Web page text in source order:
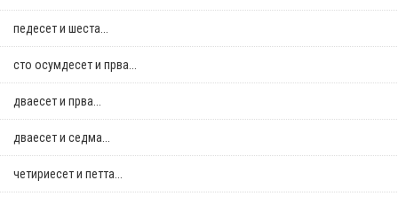
педесет и шеста...
сто осумдесет и прва...
дваесет и прва...
дваесет и седма...
четириесет и петта...